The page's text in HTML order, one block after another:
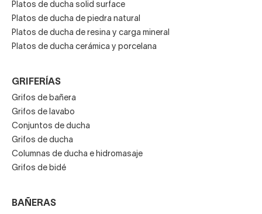
Platos de ducha solid surface
Platos de ducha de piedra natural
Platos de ducha de resina y carga mineral
Platos de ducha cerámica y porcelana
GRIFERÍAS
Grifos de bañera
Grifos de lavabo
Conjuntos de ducha
Grifos de ducha
Columnas de ducha e hidromasaje
Grifos de bidé
BAÑERAS